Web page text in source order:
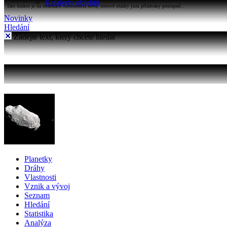
Katalogy objektů
Tato funkce je na stránkách Astronomia nová, testové otázky jsou přidávány postupně...
Novinky
Hledání
Zadejte text, který chcete hledat
Planetky
Dráhy
Vlastnosti
Vznik a vývoj
Seznam
Hledání
Statistika
Analýza